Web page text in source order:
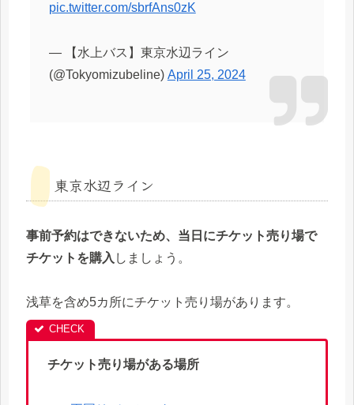
pic.twitter.com/sbrfAns0zK
— 【水上バス】東京水辺ライン
(@Tokyomizubeline) April 25, 2024
東京水辺ライン
事前予約はできないため、当日にチケット売り場で
チケットを購入 しましょう。
浅草を含め5カ所にチケット売り場があります。
チケット売り場がある場所